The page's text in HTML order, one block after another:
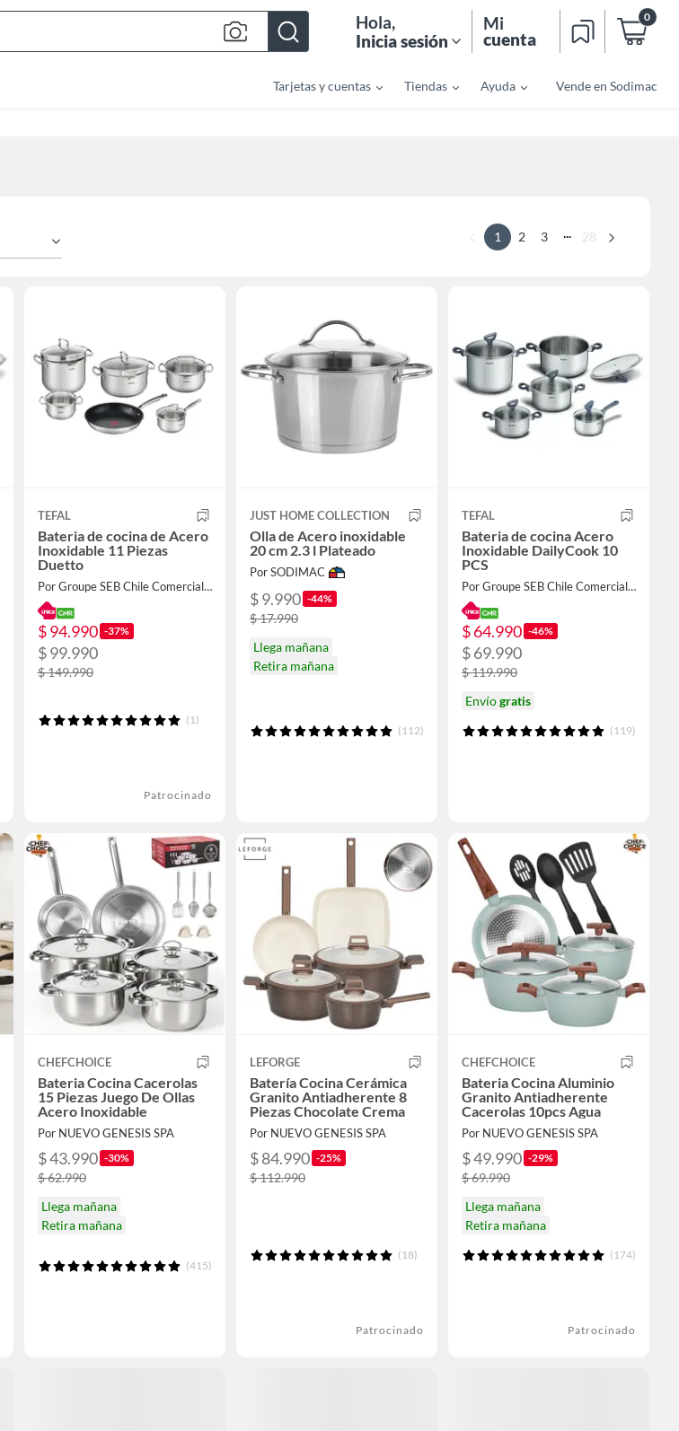
Bar
Hola,
Inicia sesión
Mi
cuenta
0
Tarjetas y cuentas Tiendas Ayuda Vende en Sodimac
1 2 3 ... 28
TEFAL
Bateria de cocina de Acero
Inoxidable 11 Piezas
Duetto
Por Groupe SEB Chile Comercial Limitada
$ 94.990 -37%
$ 99.990
$ 149.990
(1)
Patrocinado
JUST HOME COLLECTION
Olla de Acero inoxidable
20 cm 2.3 l Plateado
Por SODIMAC
$ 9.990 -44%
$ 17.990
Llega mañana
Retira mañana
(112)
TEFAL
Bateria de cocina Acero
Inoxidable DailyCook 10
PCS
Por Groupe SEB Chile Comercial Limitada
$ 64.990 -46%
$ 69.990
$ 119.990
Envíogratis
(119)
CHEFCHOICE
Bateria Cocina Cacerolas
15 Piezas Juego De Ollas
Acero Inoxidable
Por NUEVO GENESIS SPA
$ 43.990 -30%
$ 62.990
Llega mañana
Retira mañana
(415)
LEFORGE
Batería Cocina Cerámica
Granito Antiadherente 8
Piezas Chocolate Crema
Por NUEVO GENESIS SPA
$ 84.990 -25%
$ 112.990
(18)
Patrocinado
CHEFCHOICE
Bateria Cocina Aluminio
Granito Antiadherente
Cacerolas 10pcs Agua
Por NUEVO GENESIS SPA
$ 49.990 -29%
$ 69.990
Llega mañana
Retira mañana
(174)
Patrocinado